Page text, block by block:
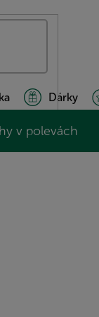
Dárky
v polevách